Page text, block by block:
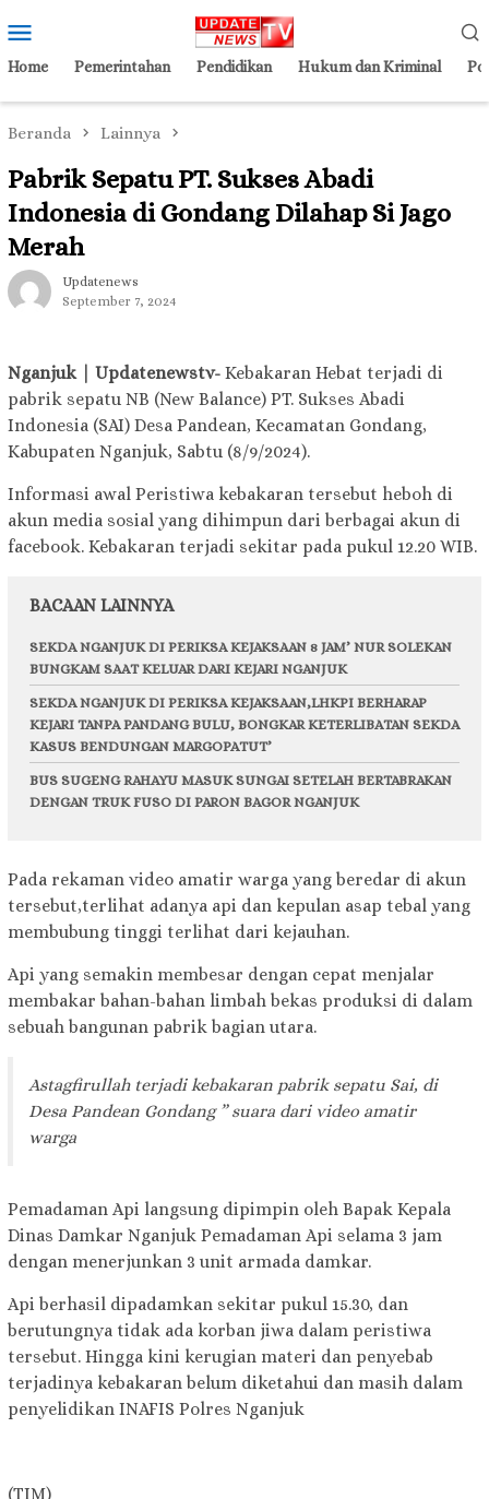
ke
kontenMobile
Home Pemerintahan Pendidikan Hukum dan Kriminal
Beranda Lainnya
Pabrik Sepatu PT. Sukses Abadi
Indonesia di Gondang Dilahap Si Jago
Merah
Updatenews
September 7, 2024
Nganjuk | Updatenewstv- Kebakaran Hebat terjadi di
pabrik sepatu NB (New Balance) PT. Sukses Abadi
Indonesia (SAI) Desa Pandean, Kecamatan Gondang,
Kabupaten Nganjuk, Sabtu (8/9/2024).
Informasi awal Peristiwa kebakaran tersebut heboh di
akun media sosial yang dihimpun dari berbagai akun di
facebook. Kebakaran terjadi sekitar pada pukul 12.20 WIB.
BACAAN LAINNYA
SEKDA NGANJUK DI PERIKSA KEJAKSAAN 8 JAM’ NUR SOLEKAN
BUNGKAM SAAT KELUAR DARI KEJARI NGANJUK
SEKDA NGANJUK DI PERIKSA KEJAKSAAN,LHKPI BERHARAP
KEJARI TANPA PANDANG BULU, BONGKAR KETERLIBATAN SEKDA
KASUS BENDUNGAN MARGOPATUT’
BUS SUGENG RAHAYU MASUK SUNGAI SETELAH BERTABRAKAN
DENGAN TRUK FUSO DI PARON BAGOR NGANJUK
Pada rekaman video amatir warga yang beredar di akun
tersebut,terlihat adanya api dan kepulan asap tebal yang
membubung tinggi terlihat dari kejauhan.
Api yang semakin membesar dengan cepat menjalar
membakar bahan-bahan limbah bekas produksi di dalam
sebuah bangunan pabrik bagian utara.
Astagfirullah terjadi kebakaran pabrik sepatu Sai, di
Desa Pandean Gondang ” suara dari video amatir
warga
Pemadaman Api langsung dipimpin oleh Bapak Kepala
Dinas Damkar Nganjuk Pemadaman Api selama 3 jam
dengan menerjunkan 3 unit armada damkar.
Api berhasil dipadamkan sekitar pukul 15.30, dan
berutungnya tidak ada korban jiwa dalam peristiwa
tersebut. Hingga kini kerugian materi dan penyebab
terjadinya kebakaran belum diketahui dan masih dalam
penyelidikan INAFIS Polres Nganjuk
(TIM)